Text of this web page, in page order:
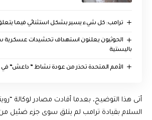
ترامب: كل شيء يسير بشكل استثنائي فيما يتعلق
الحوثيون يعلنون استهداف تحشيدات عسكرية
باليستية
الأمم المتحدة تحذر من عودة نشاط ” داعش” في
أتى هذا التوضيح، بعدما أفادت مصادر لوكالة